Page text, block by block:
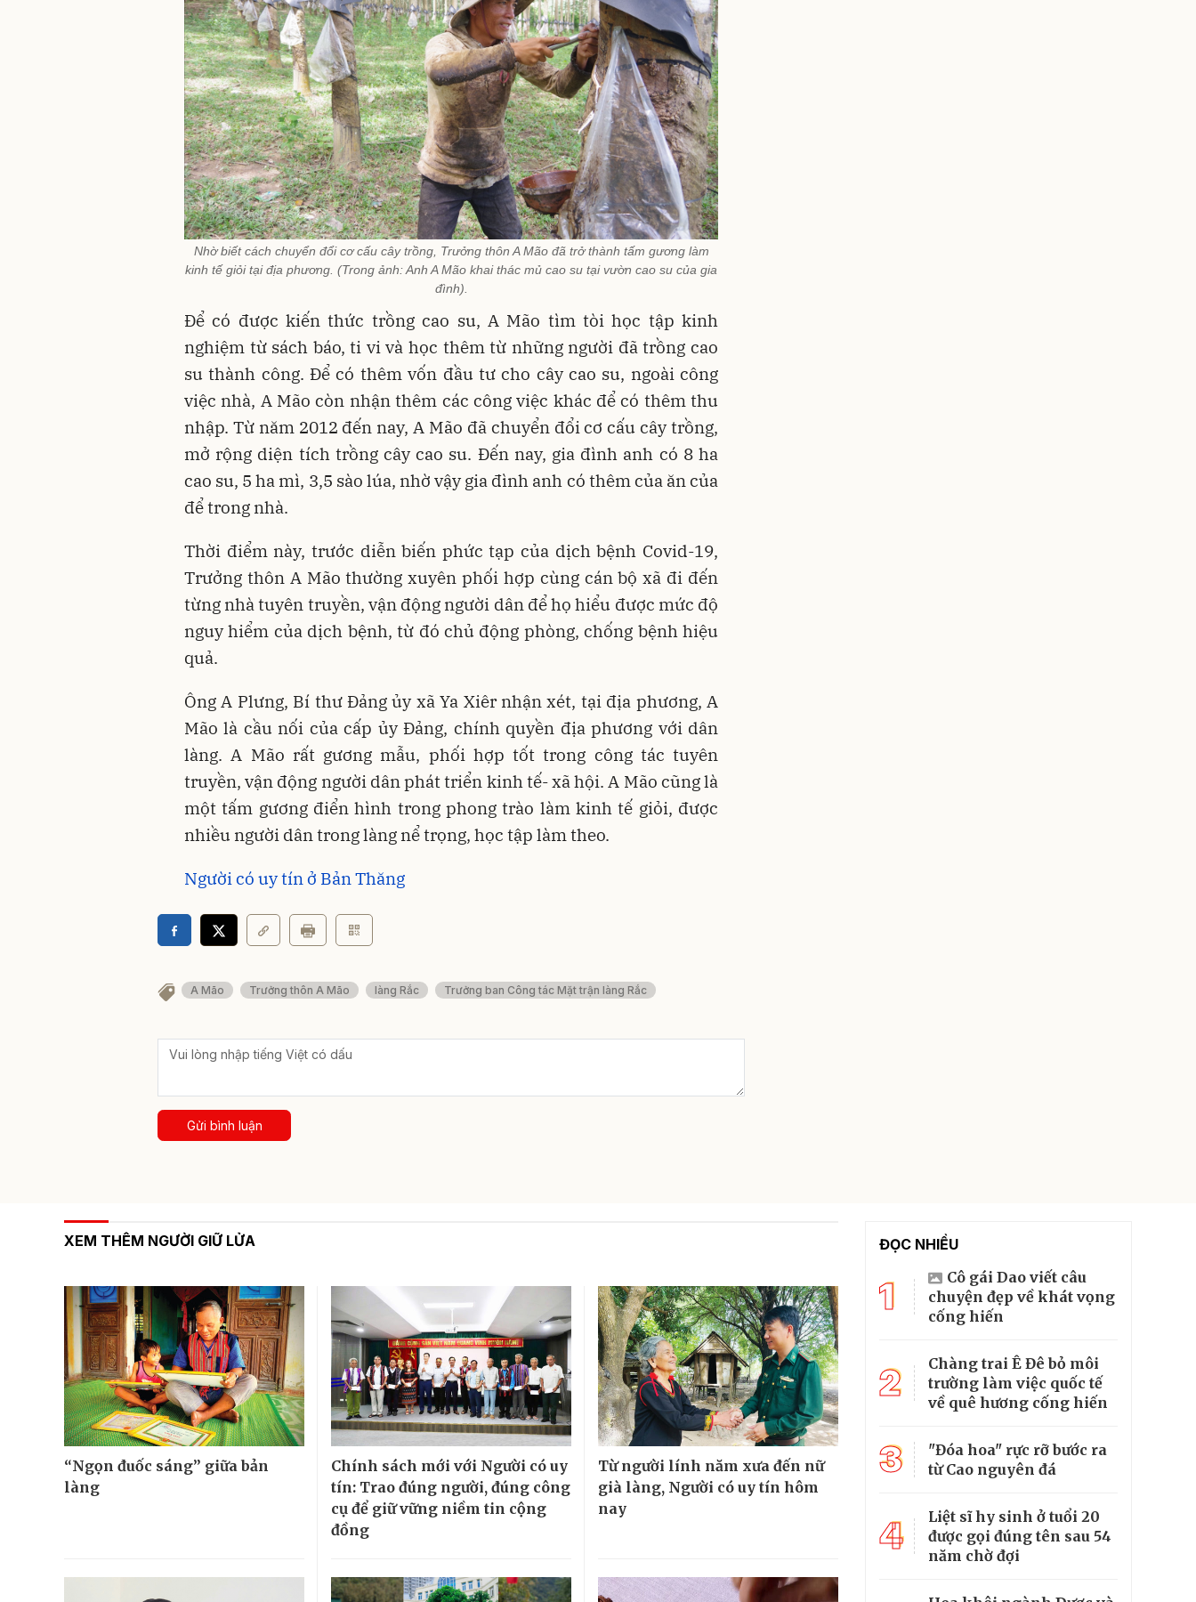
Nhờ biết cách chuyển đổi cơ cấu cây trồng, Trưởng thôn A Mão đã trở thành tấm gương làm
kinh tế giỏi tại địa phương. (Trong ảnh: Anh A Mão khai thác mủ cao su tại vườn cao su của gia
đình).
Để có được kiến thức trồng cao su, A Mão tìm tòi học tập kinh
nghiệm từ sách báo, ti vi và học thêm từ những người đã trồng cao
su thành công. Để có thêm vốn đầu tư cho cây cao su, ngoài công
việc nhà, A Mão còn nhận thêm các công việc khác để có thêm thu
nhập. Từ năm 2012 đến nay, A Mão đã chuyển đổi cơ cấu cây trồng,
mở rộng diện tích trồng cây cao su. Đến nay, gia đình anh có 8 ha
cao su, 5 ha mì, 3,5 sào lúa, nhờ vậy gia đình anh có thêm của ăn của
để trong nhà.
Thời điểm này, trước diễn biến phức tạp của dịch bệnh Covid-19,
Trưởng thôn A Mão thường xuyên phối hợp cùng cán bộ xã đi đến
từng nhà tuyên truyền, vận động người dân để họ hiểu được mức độ
nguy hiểm của dịch bệnh, từ đó chủ động phòng, chống bệnh hiệu
quả.
Ông A Plưng, Bí thư Đảng ủy xã Ya Xiêr nhận xét, tại địa phương, A
Mão là cầu nối của cấp ủy Đảng, chính quyền địa phương với dân
làng. A Mão rất gương mẫu, phối hợp tốt trong công tác tuyên
truyền, vận động người dân phát triển kinh tế- xã hội. A Mão cũng là
một tấm gương điển hình trong phong trào làm kinh tế giỏi, được
nhiều người dân trong làng nể trọng, học tập làm theo.
Người có uy tín ở Bản Thăng
A Mão Trưởng thôn A Mão làng Rắc Trưởng ban Công tác Mặt trận làng Rắc
Gửi bình luận
XEM THÊM NGƯỜI GIỮ LỬA
“Ngọn đuốc sáng” giữa bản
làng
Chính sách mới với Người có uy
tín: Trao đúng người, đúng công
cụ để giữ vững niềm tin cộng
đồng
Từ người lính năm xưa đến nữ
già làng, Người có uy tín hôm
nay
ĐỌC NHIỀU
1
Cô gái Dao viết câu
chuyện đẹp về khát vọng
cống hiến
2
Chàng trai Ê Đê bỏ môi
trường làm việc quốc tế
về quê hương cống hiến
3
"Đóa hoa" rực rỡ bước ra
từ Cao nguyên đá
4
Liệt sĩ hy sinh ở tuổi 20
được gọi đúng tên sau 54
năm chờ đợi